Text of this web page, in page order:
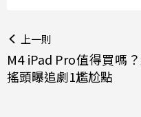
上一則
M4 iPad Pro值得買嗎
搖頭曝追劇1尷尬點